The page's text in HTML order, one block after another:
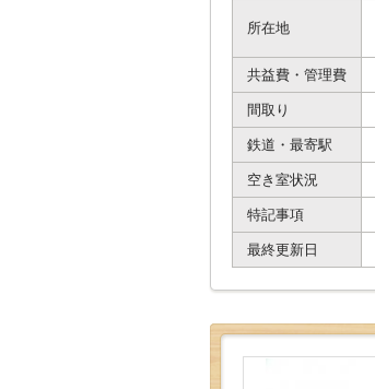
所在地
共益費・管理費
間取り
鉄道・最寄駅
空き室状況
特記事項
最終更新日